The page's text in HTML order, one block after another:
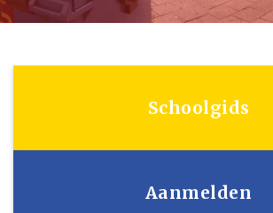
Schoolgids
Aanmelden